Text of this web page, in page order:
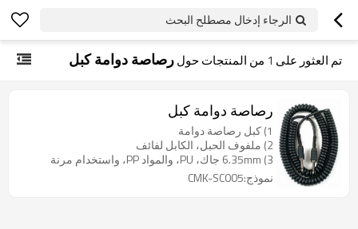
الرجاء إدخال مصطلح البحث
تم العثور على 1 من المنتجات حولرصاصة دوامة كبل
رصاصة دوامة كبل
1) كبل رصاصة دوامة
2) ملفوف الحبل، الكابل لفائف
3) 6.35mm جاك، PU، والمواد PP، واستخدام مرنة
نموذج:CMK-SC005